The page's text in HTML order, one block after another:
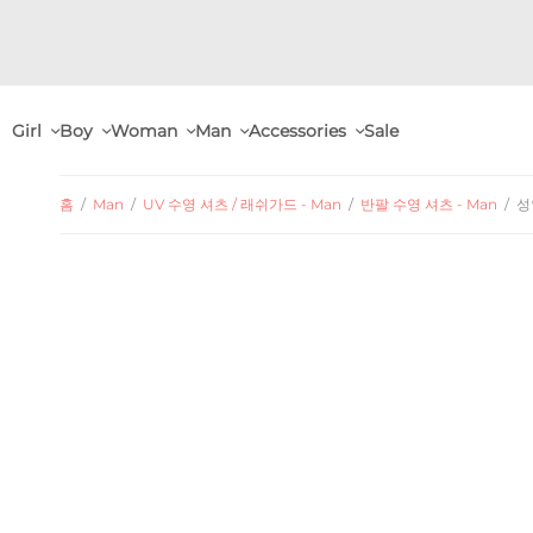
Girl Boy Woman Man Accessories Sale
홈 / Man / UV 수영 셔츠 / 래쉬가드 - Man / 반팔 수영 셔츠 - Man /